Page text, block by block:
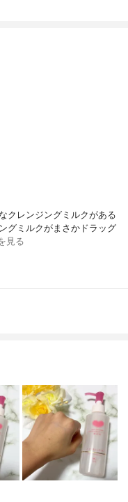
クレンジングミルクがある
グミルクがまさかドラッグ
見る